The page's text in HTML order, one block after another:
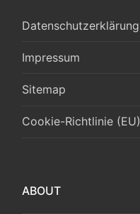
Datenschutzerklärung
Impressum
Sitemap
Cookie-Richtlinie (EU)
ABOUT